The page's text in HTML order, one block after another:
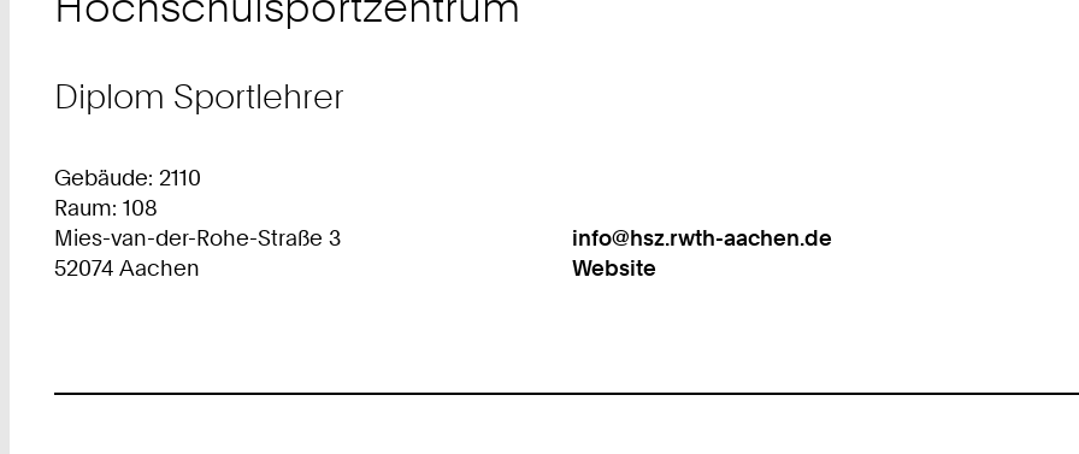
Diplom Sportlehrer
Gebäude: 2110
Raum: 108
Mies-van-der-Rohe-Straße 3
52074 Aachen
Work
info@hsz.rwth-aachen.de
Website